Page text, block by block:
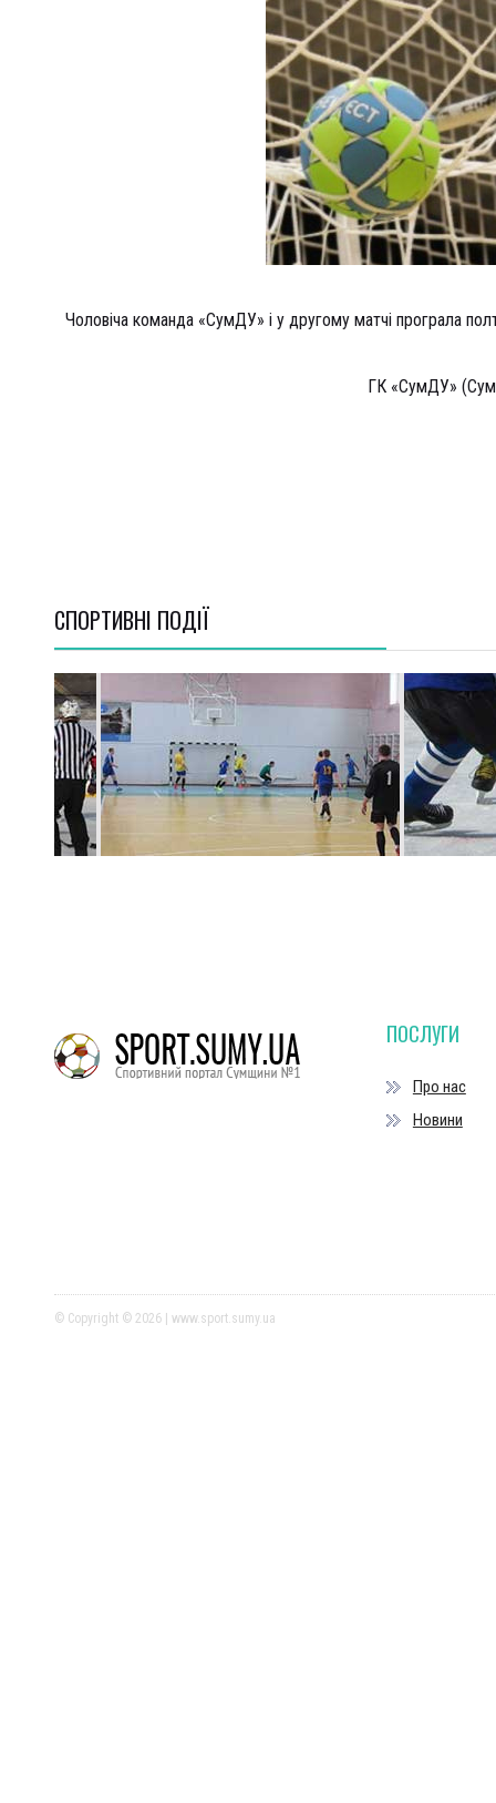
Чоловіча команда «СумДУ» і у другому матчі програла
ГК «СумДУ»
СПОРТИВНI ПОДІЇ
ПОСЛУГИ
Про нас
Новини
© Copyright © 2026 | www.sport.sumy.ua